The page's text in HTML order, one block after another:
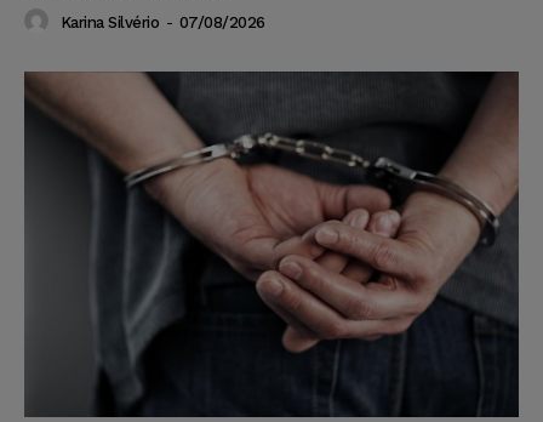
Karina Silvério - 07/08/2026